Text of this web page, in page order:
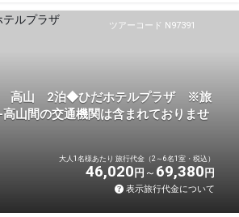
ツアーコード N97391
高山 2泊◆ひだホテルプラザ ※旅
山間の交通機関は含まれておりませ
大人1名様あたり 旅行代金（2～6名1室・税込）
46,020 円 69,380 円
表示旅行代金について